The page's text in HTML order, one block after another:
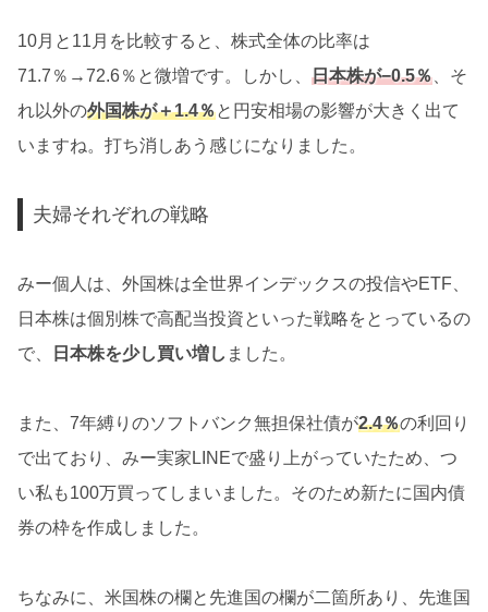
10月と11月を比較すると、株式全体の比率は
71.7％→72.6％と微増です。しかし、 日本株が−0.5％ 、そ
れ以外の外国株が＋1.4％と円安相場の影響が大きく出て
いますね。打ち消しあう感じになりました。
夫婦それぞれの戦略
みー個人は、外国株は全世界インデックスの投信やETF、
日本株は個別株で高配当投資といった戦略をとっているの
で、
日本株を少し買い増し ました。
また、7年縛りのソフトバンク無担保社債が2.4％の利回り
で出ており、みー実家LINEで盛り上がっていたため、つ
い私も100万買ってしまいました。そのため新たに国内債
券の枠を作成しました。
ちなみに、米国株の欄と先進国の欄が二箇所あり、先進国